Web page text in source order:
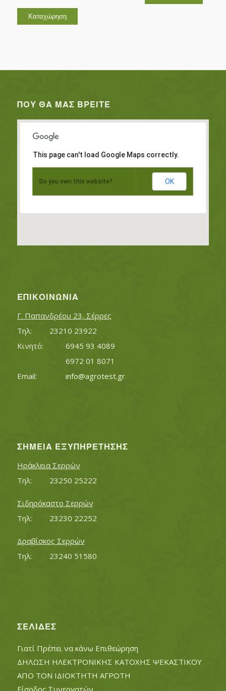
ΠΟΥ ΘΑ ΜΑΣ ΒΡΕΊΤΕ
This page can't load Google Maps correctly.
Do you own this website? OK
ΕΠΙΚΟΙΝΩΝΊΑ
Γ. Παπανδρέου 23, Σέρρες
Τηλ:		23210 23922
Κινητό:		6945 93 4089
			6972 01 8071
info@agrotest.gr
ΣΗΜΕΊΑ ΕΞΥΠΗΡΈΤΗΣΗΣ
Ηράκλεια Σερρών
Τηλ:		23250 25222
Σιδηρόκαστο Σερρών
Τηλ:		23230 22252
Δραβίσκος Σερρών
Τηλ:		23240 51580
ΣΕΛΊΔΕΣ
Γιατί Πρέπει να κάνω Επιθεώρηση
ΔΗΛΩΣΗ ΗΛΕΚΤΡΟΝΙΚΗΣ ΚΑΤΟΧΗΣ ΨΕΚΑΣΤΙΚΟΥ
ΑΠΟ ΤΟΝ ΙΔΙΟΚΤΗΤΗ ΑΓΡΟΤΗ